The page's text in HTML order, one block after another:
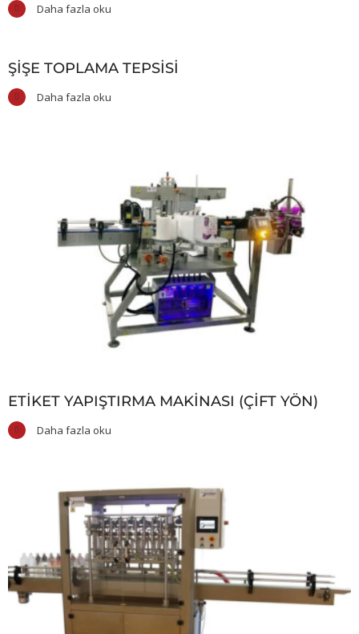
Daha fazla oku
ŞIŞE TOPLAMA TEPSISI
Daha fazla oku
ETIKET YAPIŞTIRMA MAKINASI (ÇIFT YÖN)
Daha fazla oku